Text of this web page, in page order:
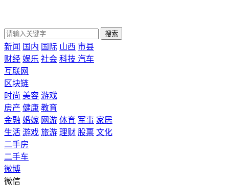
搜索
新闻 国内 国际 山西 市县
财经 娱乐 社会 科技 汽车
互联网
区块链
时尚 美容 游戏
房产 健康 教育
金融 婚嫁 网游 体育 军事 家居
生活 游戏 旅游 理财 股票 文化
二手房
二手车
微博
微信